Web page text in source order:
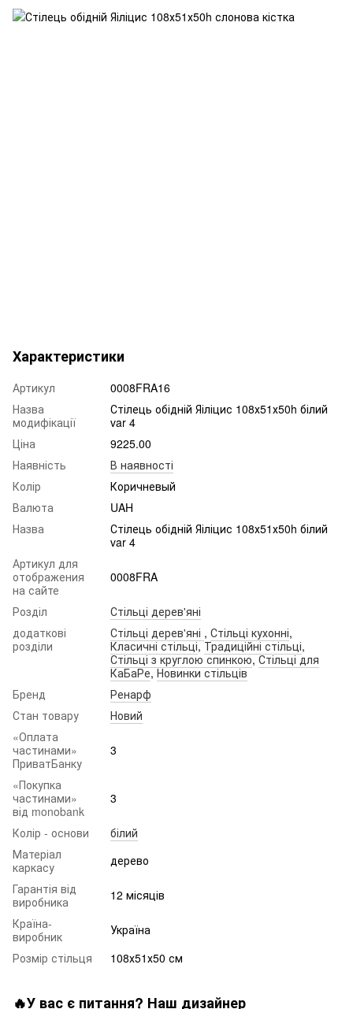
Характеристики
Артикул
0008FRA16
Назва
модифікації
Стілець обідній Яіліцис 108х51х50h білий
var 4
Ціна
9225.00
Наявність
В наявності
Колір
Коричневый
Валюта
UAH
Назва
Стілець обідній Яіліцис 108х51х50h білий
var 4
Артикул для
отображения
на сайте
0008FRA
Розділ
Стільці дерев'яні
додаткові
розділи
Стільці дерев'яні , Стільці кухонні,
Класичні стільці,Традиційні стільці,
Стільці з круглою спинкою,Стільці для
КаБаРе,Новинки стільців
Бренд
Ренарф
Стан товару
Новий
«Оплата
частинами»
ПриватБанку
3
«Покупка
частинами»
від monobank
3
Колір - основи
білий
Матеріал
каркасу
дерево
Гарантія від
виробника
12 місяців
Країна-
виробник
Україна
Розмір стільця
108х51х50 см
🔥У вас є питання? Наш дизайнер